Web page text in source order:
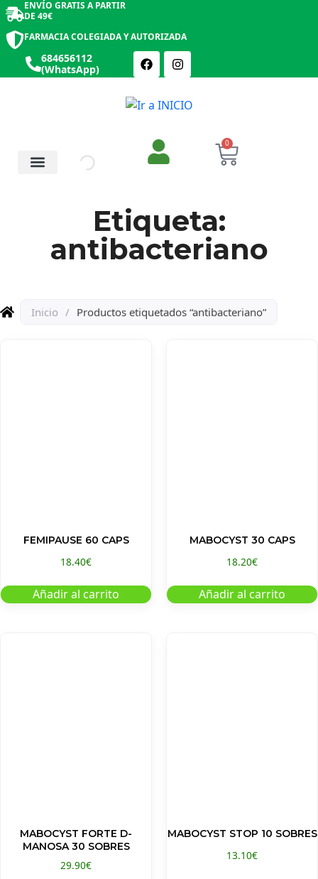
ENVÍO GRATIS A PARTIR
DE 49€
FARMACIA COLEGIADA Y AUTORIZADA
684656112
(WhatsApp)
0
Etiqueta:
antibacteriano
Inicio / Productos etiquetados “antibacteriano”
FEMIPAUSE 60 CAPS
18.40€
Añadir al carrito
MABOCYST 30 CAPS
18.20€
Añadir al carrito
MABOCYST FORTE D-
MANOSA 30 SOBRES
29.90€
MABOCYST STOP 10 SOBRES
13.10€